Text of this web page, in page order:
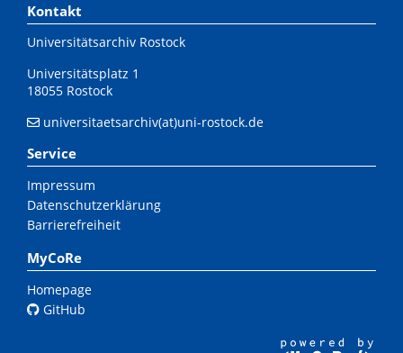
Kontakt
Universitätsarchiv Rostock
Universitätsplatz 1
18055 Rostock
universitaetsarchiv(at)uni-rostock.de
Service
Impressum
Datenschutzerklärung
Barrierefreiheit
MyCoRe
Homepage
GitHub